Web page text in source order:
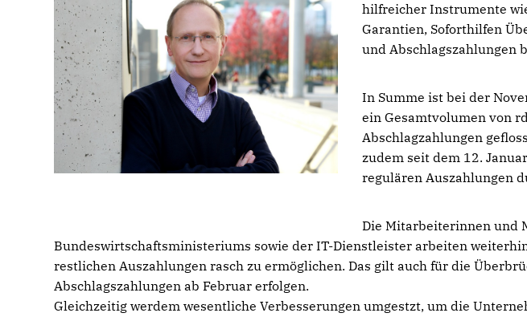
hilfreicher Instrumente
Garantien, Soforthilfen
und Abschlagszahlungen
In Summe ist bei der
ein Gesamtvolumen von
Abschlagzahlungen
zudem seit dem 12.
regulären Auszahlungen
Die Mitarbeiterinnen und
Bundeswirtschaftsministeriums sowie der IT-Dienstleister arbeiten
restlichen Auszahlungen rasch zu ermöglichen. Das gilt auch für die
Abschlagszahlungen ab Februar erfolgen.
Gleichzeitig werdem wesentliche Verbesserungen umgestzt, um die